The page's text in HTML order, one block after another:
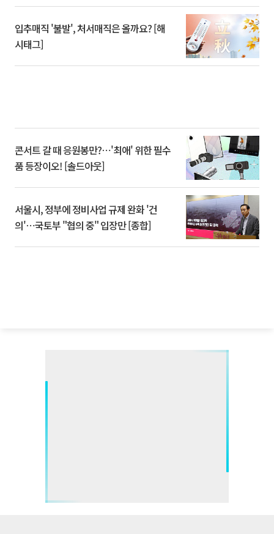
입추매직 '불발', 처서매직은 올까요? [해
시태그]
콘서트 갈 때 응원봉만?⋯'최애' 위한 필수
품 등장이오! [솔드아웃]
서울시, 정부에 정비사업 규제 완화 '건
의'⋯국토부 "협의 중" 입장만 [종합]